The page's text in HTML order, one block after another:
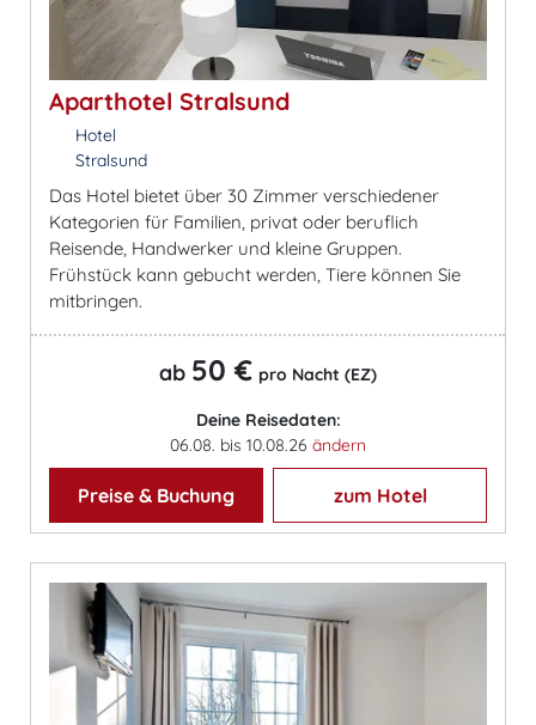
Aparthotel Stralsund
Hotel
Stralsund
Das Hotel bietet über 30 Zimmer verschiedener
Kategorien für Familien, privat oder beruflich
Reisende, Handwerker und kleine Gruppen.
Frühstück kann gebucht werden, Tiere können Sie
mitbringen.
ab 50 € pro Nacht (EZ)
Deine Reisedaten:
06.08. bis 10.08.26 ändern
Preise & Buchung zum Hotel